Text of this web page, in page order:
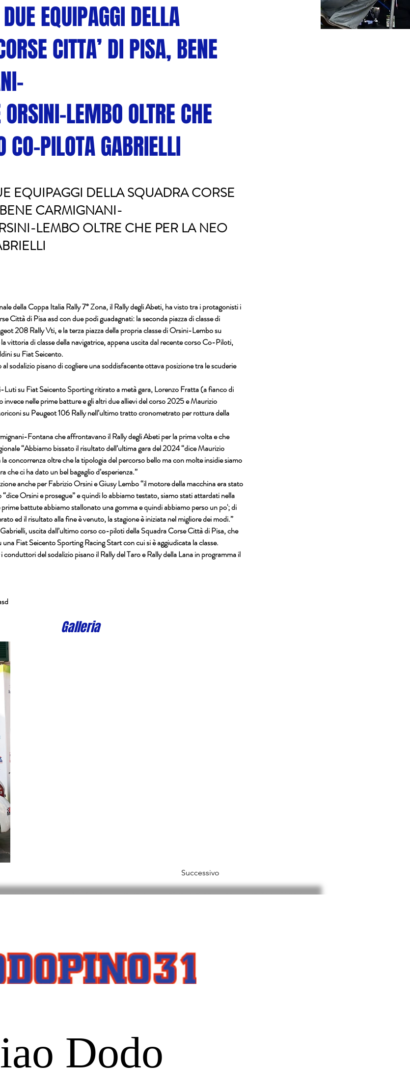
EQUIPAGGI DELLA
CITTA’ DI PISA, BENE
LEMBO OLTRE CHE
CO-PILOTA GABRIELLI
EQUIPAGGI DELLA SQUADRA CORSE
BENE CARMIGNANI-
LEMBO OLTRE CHE PER LA NEO
della Coppa Italia Rally 7° Zona, il Rally degli Abeti, ha visto tra i protagonisti i
Città di Pisa asd con due podi guadagnati: la seconda piazza di classe di
208 Rally Vti, e la terza piazza della propria classe di Orsini-Lembo su
vittoria di classe della navigatrice, appena uscita dal recente corso Co-Piloti,
su Fiat Seicento.
sodalizio pisano di cogliere una soddisfacente ottava posizione tra le scuderie
su Fiat Seicento Sporting ritirato a metà gara, Lorenzo Fratta (a fianco di
invece nelle prime batture e gli altri due allievi del corso 2025 e Maurizio
su Peugeot 106 Rally nell’ultimo tratto cronometrato per rottura della
Fontana che affrontavano il Rally degli Abeti per la prima volta e che
“Abbiamo bissato il risultato dell’ultima gara del 2024 “dice Maurizio
concorrenza oltre che la tipologia del percorso bello ma con molte insidie siamo
che ci ha dato un bel bagaglio d’esperienza.”
anche per Fabrizio Orsini e Giusy Lembo “il motore della macchina era stato
Orsini e prosegue” e quindi lo abbiamo testato, siamo stati attardati nella
battute abbiamo stallonato una gomma e quindi abbiamo perso un po'; di
ed il risultato alla fine è venuto, la stagione è iniziata nel migliore dei modi.”
uscita dall’ultimo corso co-piloti della Squadra Corse Città di Pisa, che
Fiat Seicento Sporting Racing Start con cui si è aggiudicata la classe.
del sodalizio pisano il Rally del Taro e Rally della Lana in programma il
Galleria
Successivo
Dodo